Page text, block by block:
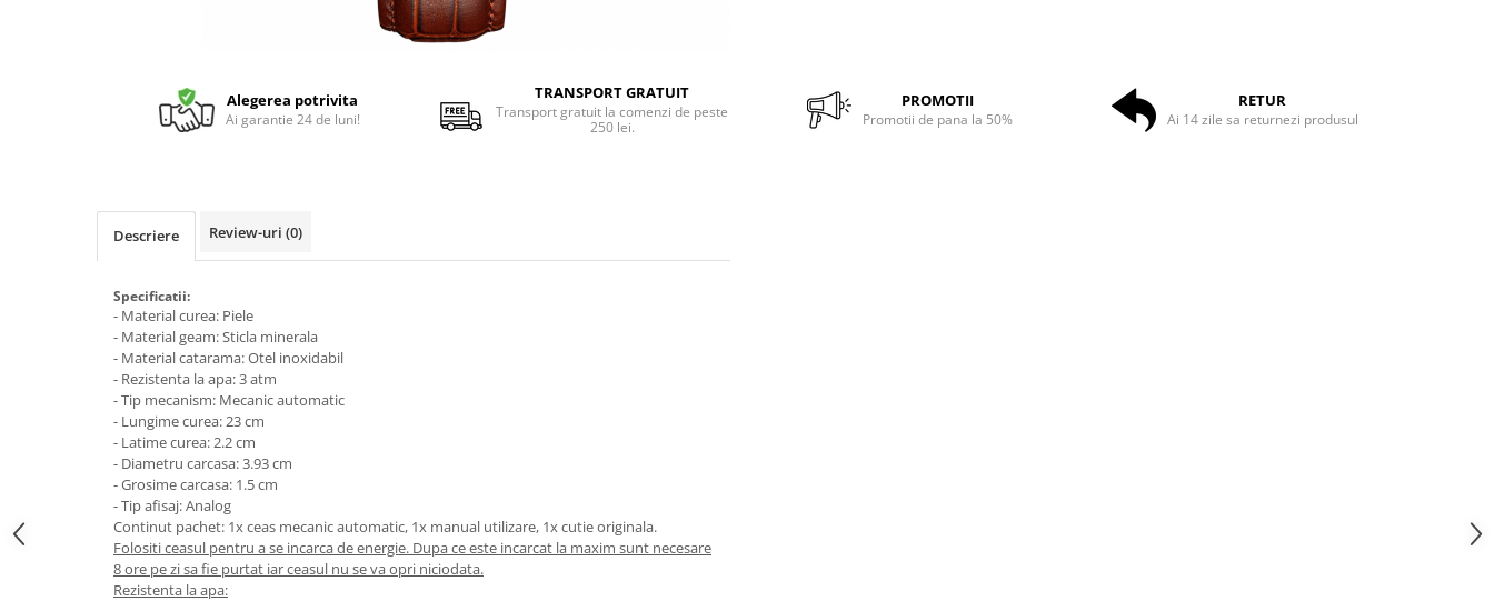
Alegerea potrivita
Ai garantie 24 de luni!
TRANSPORT GRATUIT
Transport gratuit la comenzi de peste
250 lei.
PROMOTII
Promotii de pana la 50%
RETUR
Ai 14 zile sa returnezi produsul
Descriere Review-uri (0)
Specificatii:
- Material curea: Piele
- Material geam: Sticla minerala
- Material catarama: Otel inoxidabil
- Rezistenta la apa: 3 atm
- Tip mecanism: Mecanic automatic
- Lungime curea: 23 cm
- Latime curea: 2.2 cm
- Diametru carcasa: 3.93 cm
- Grosime carcasa: 1.5 cm
- Tip afisaj: Analog
Continut pachet: 1x ceas mecanic automatic, 1x manual utilizare, 1x cutie originala.
Folositi ceasul pentru a se incarca de energie. Dupa ce este incarcat la maxim sunt necesare
8 ore pe zi sa fie purtat iar ceasul nu se va opri niciodata.
Rezistenta la apa: